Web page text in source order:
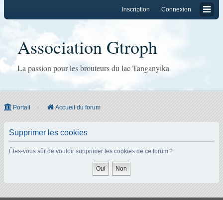
Connexion
Inscription
Association Gtroph
La passion pour les brouteurs du lac Tanganyika
Portail Accueil du forum
Supprimer les cookies
Êtes-vous sûr de vouloir supprimer les cookies de ce forum ?